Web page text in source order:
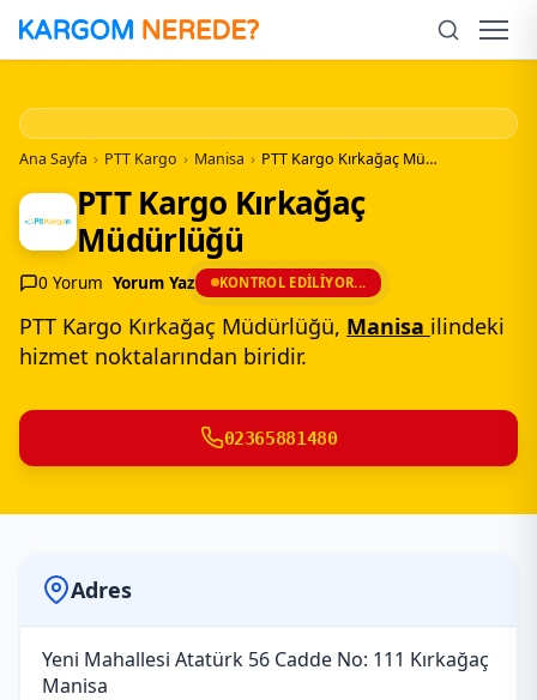
İçeriğe
Geç
Ana Sayfa › PTT Kargo › Manisa › PTT Kargo Kırkağaç Müdürlüğü
PTT Kargo Kırkağaç
Müdürlüğü
0 Yorum Yorum Yaz KONTROL EDILIYOR...
PTT Kargo Kırkağaç Müdürlüğü, Manisa ilindeki
hizmet noktalarından biridir.
02365881480
Adres
Yeni Mahallesi Atatürk 56 Cadde No: 111 Kırkağaç
Manisa